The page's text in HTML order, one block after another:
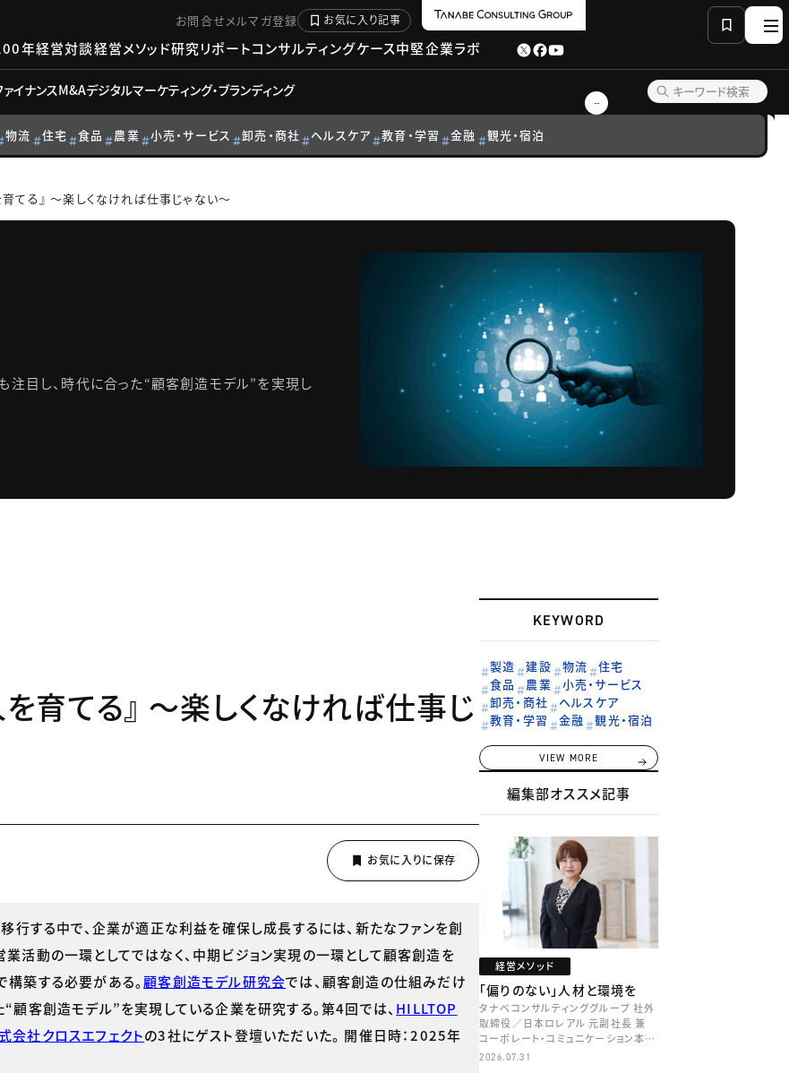
お問合せメルマガ登録 お気に入り記事
年経営対談経営メソッド研究リポートコンサルティングケース中堅企業ラボ
ァイナンスM&Aデジタルマーケティング・ブランディング
物流 住宅 食品 農業 小売・サービス 卸売・商社 ヘルスケア 教育・学習 金融 観光・宿泊
てる』 ～楽しくなければ仕事じゃない～
目し、時代に合った“顧客創造モデル”を実現し
育てる』 ～楽しくなければ仕事じ
行する中で、企業が適正な利益を確保し成長するには、新たなファンを創
業活動の一環としてではなく、中期ビジョン実現の一環として顧客創造を
構築する必要がある。 顧客創造モデル研究会では、顧客創造の仕組みだけ
顧客創造モデル”を実現している企業を研究する。第4回では、 HILLTOP
会社クロスエフェクトの3社にゲスト登壇いただいた。 開催日時：2025年
KEYWORD
製造 建設 物流
住宅
食品
農業
小売・サービス
卸売・商社
ヘルスケア
教育・学習
金融 観光・宿泊
VIEW MORE
編集部オススメ記事
経営メソッド
「偏りのない」人材と環境を
タナベコンサルティンググループ 社外
取締役／日本ロレアル 元副社長 兼
コーポレート・コミュニケーション本部
本部長／キャリアコンサルタント 井村
2026.07.31